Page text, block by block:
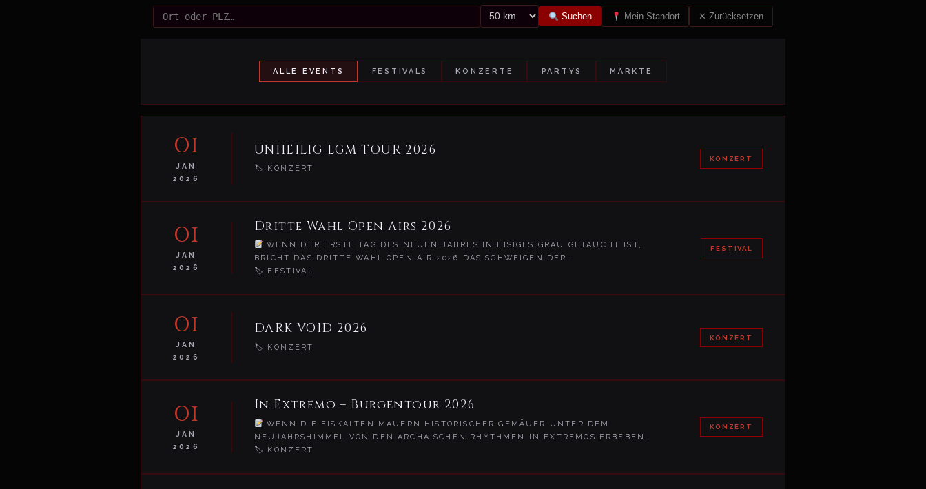
Suchen Mein Standort ✕ Zurücksetzen
ALLE EVENTS FESTIVALS KONZERTE PARTYS MÄRKTE
01
JAN
2026
UNHEILIG LGM TOUR 2026
🏷 KONZERT
KONZERT
01
JAN
2026
Dritte Wahl Open Airs 2026
WENN DER ERSTE TAG DES NEUEN JAHRES IN EISIGES GRAU GETAUCHT IST,
BRICHT DAS DRITTE WAHL OPEN AIR 2026 DAS SCHWEIGEN DER…
🏷 FESTIVAL
FESTIVAL
01
JAN
2026
DARK VOID 2026
🏷 KONZERT
KONZERT
01
JAN
2026
In Extremo – Burgentour 2026
WENN DIE EISKALTEN MAUERN HISTORISCHER GEMÄUER UNTER DEM
NEUJAHRSHIMMEL VON DEN ARCHAISCHEN RHYTHMEN IN EXTREMOS ERBEBEN…
🏷 KONZERT
KONZERT